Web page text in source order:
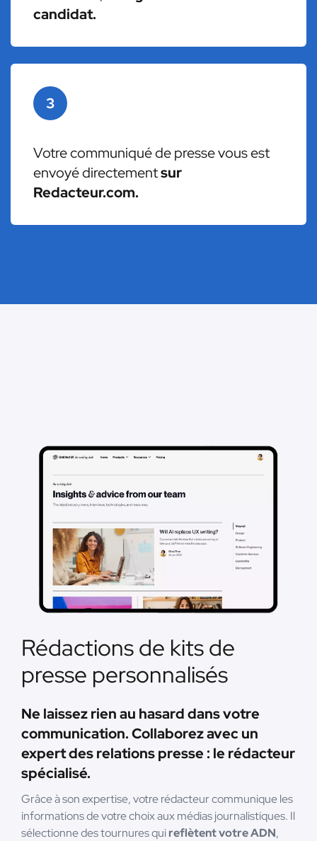
candidat.
3
Votre communiqué de presse vous est
envoyé directementsur
Redacteur.com.
Rédactions de kits de
presse personnalisés
Ne laissez rien au hasard dans votre
communication. Collaborez avec un
expert des relations presse : le rédacteur
spécialisé.
Grâce à son expertise, votre rédacteur communique les
informations de votre choix aux médias journalistiques. Il
sélectionne des tournures quireflètent votre ADN,